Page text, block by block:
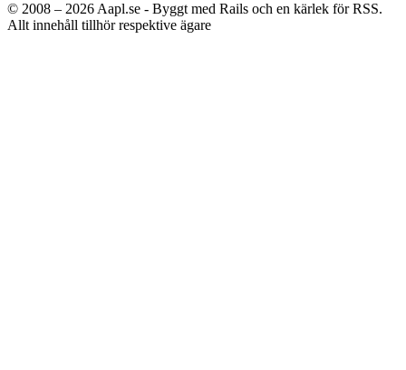
© 2008 – 2026 Aapl.se - Byggt med Rails och en kärlek för RSS.
Allt innehåll tillhör respektive ägare